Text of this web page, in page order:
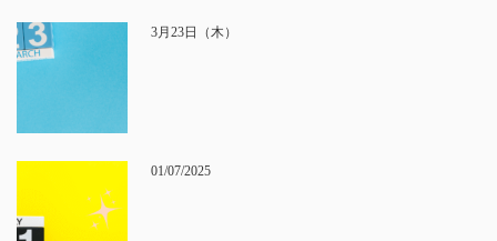
3月23日（木）
01/07/2025